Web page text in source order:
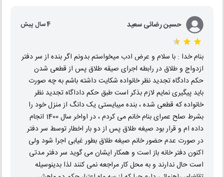
حسین رضائی سعید 4 سال پیش
بنام خدا : با سلام و عرض ادب میخواستم بدونم اگر بنده از سر دفتر
ازدواج و طلاق در رابطه اجرای صیقه طلاق پس از قطعی شدن
حکم دادگاه تجدید نظر خانواده شکایت داشته باشم به چه صورت
باید پیگیری نمایم لازم بذکر است طبق حکم داداگاه تجدید نظر
خانواده که قطعی شده ، بنده میبایستی یک دانگ از منزل خود را
بشرط صلح عمرای بنام خانم می کردم ، در اواخر سال 1400 انجام
داده ام و قرار بود صیغه طلاق پس از دو بار اخطار توسط سر دفتر
در صورت عدم حضور خانم صیغه طلاق بطور غیابی اجرا شود ولی
اکنون دفتر خانه باز است و همکار ایشان می گوید سر دفتر مدتی
است حال ندارند و به محل کار مراجعه نمی کنند لذا بدینوسیله